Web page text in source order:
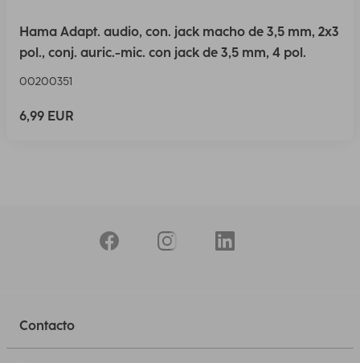
Hama Adapt. audio, con. jack macho de 3,5 mm, 2x3
pol., conj. auric.-mic. con jack de 3,5 mm, 4 pol.
00200351
6,99 EUR
Contacto